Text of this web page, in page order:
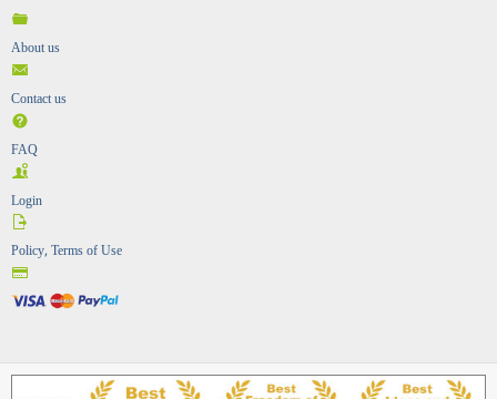
About us
Contact us
FAQ
Login
Policy, Terms of Use